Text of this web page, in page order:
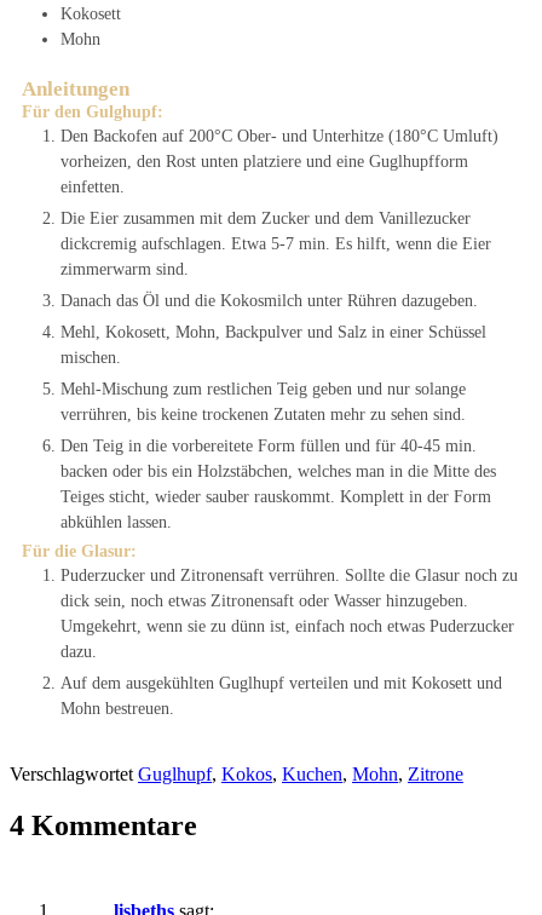
Kokosett
Mohn
Anleitungen
Für den Gulghupf:
Den Backofen auf 200°C Ober- und Unterhitze (180°C Umluft)
vorheizen, den Rost unten platziere und eine Guglhupfform
einfetten.
Die Eier zusammen mit dem Zucker und dem Vanillezucker
dickcremig aufschlagen. Etwa 5-7 min. Es hilft, wenn die Eier
zimmerwarm sind.
Danach das Öl und die Kokosmilch unter Rühren dazugeben.
Mehl, Kokosett, Mohn, Backpulver und Salz in einer Schüssel
mischen.
Mehl-Mischung zum restlichen Teig geben und nur solange
verrühren, bis keine trockenen Zutaten mehr zu sehen sind.
Den Teig in die vorbereitete Form füllen und für 40-45 min.
backen oder bis ein Holzstäbchen, welches man in die Mitte des
Teiges sticht, wieder sauber rauskommt. Komplett in der Form
abkühlen lassen.
Für die Glasur:
Puderzucker und Zitronensaft verrühren. Sollte die Glasur noch zu
dick sein, noch etwas Zitronensaft oder Wasser hinzugeben.
Umgekehrt, wenn sie zu dünn ist, einfach noch etwas Puderzucker
dazu.
Auf dem ausgekühlten Guglhupf verteilen und mit Kokosett und
Mohn bestreuen.
Verschlagwortet Guglhupf, Kokos, Kuchen, Mohn, Zitrone
4 Kommentare